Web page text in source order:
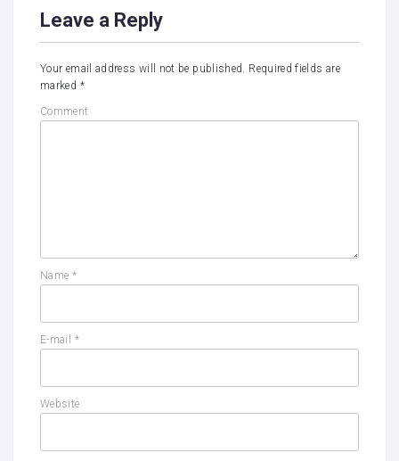
Leave a Reply
Your email address will not be published. Required fields are
marked *
Comment
Name *
E-mail *
Website